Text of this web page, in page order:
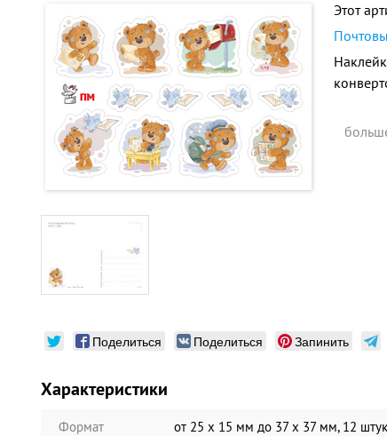
Этот
Поделиться Поделиться Запинить
Характеристики
Формат от 25 х 15 мм до 37 х 37 мм, 12